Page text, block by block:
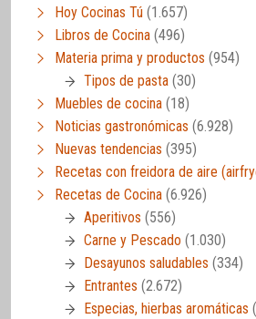
Hoy Cocinas Tú (1.657)
Libros de Cocina (496)
Materia prima y productos (954)
Tipos de pasta (30)
Muebles de cocina (18)
Noticias gastronómicas (6.928)
Nuevas tendencias (395)
Recetas con freidora de aire
Recetas de Cocina (6.926)
Aperitivos (556)
Carne y Pescado (1.030)
Desayunos saludables (334)
Entrantes (2.672)
Especias, hierbas aromáticas